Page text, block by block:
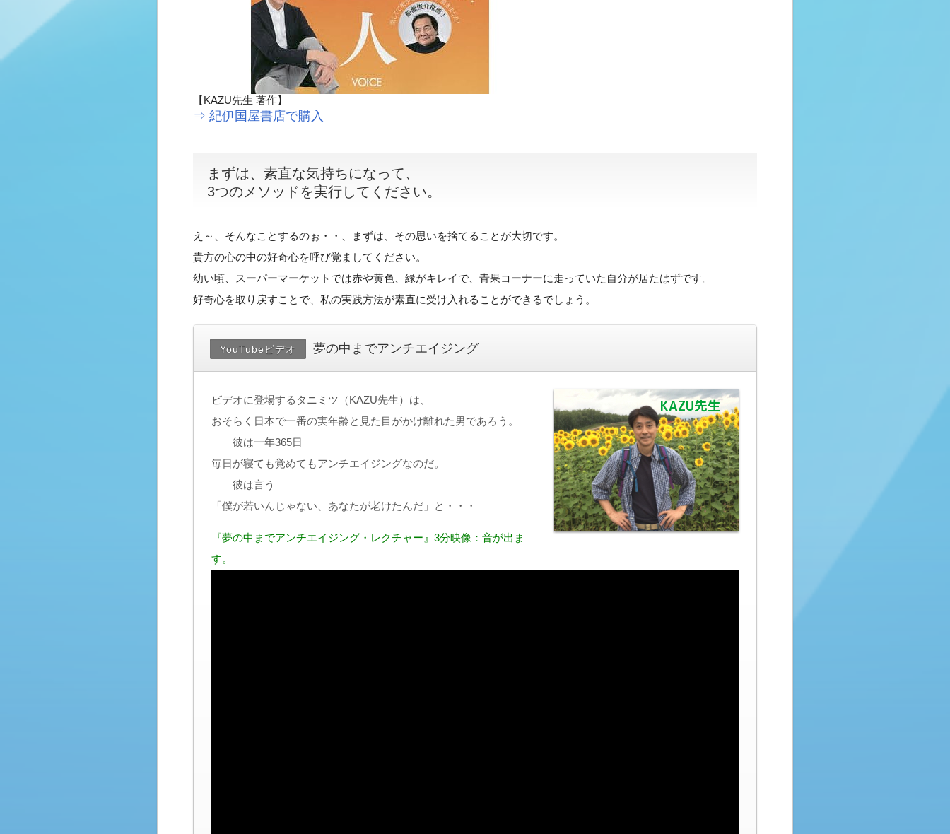
【KAZU先生 著作】
⇒ 紀伊国屋書店で購入
まずは、素直な気持ちになって、
3つのメソッドを実行してください。
え～、そんなことするのぉ・・、まずは、その思いを捨てることが大切です。
貴方の心の中の好奇心を呼び覚ましてください。
幼い頃、スーパーマーケットでは赤や黄色、緑がキレイで、青果コーナーに走っていた自分が居たはずです。
好奇心を取り戻すことで、私の実践方法が素直に受け入れることができるでしょう。
YouTubeビデオ 夢の中までアンチエイジング
ビデオに登場するタニミツ（KAZU先生）は、
おそらく日本で一番の実年齢と見た目がかけ離れた男であろう。
彼は一年365日
毎日が寝ても覚めてもアンチエイジングなのだ。
彼は言う
「僕が若いんじゃない、あなたが老けたんだ」と・・・
『夢の中までアンチエイジング・レクチャー』3分映像：音が出ま
す。